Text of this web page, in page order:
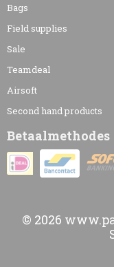
Bags
Field supplies
Sale
Teamdeal
Airsoft
Second hand products
Betaalmethodes
© 2026